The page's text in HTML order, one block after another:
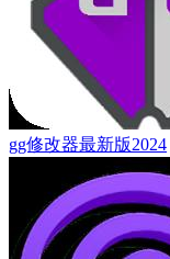
gg修改器最新版2024